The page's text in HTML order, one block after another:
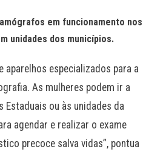
em funcionamento nos
unidades dos municípios.
aparelhos especializados para a
As mulheres podem ir a
Estaduais ou às unidades da
agendar e realizar o exame
precoce salva vidas”, pontua